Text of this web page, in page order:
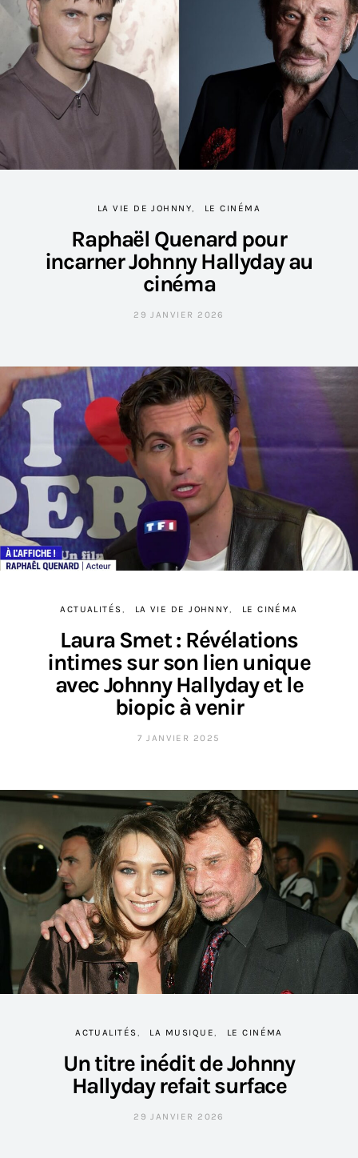
LA VIE DE JOHNNY LE CINÉMA
Raphaël Quenard pour
incarner Johnny Hallyday au
cinéma
29 JANVIER 2026
ACTUALITÉS LA VIE DE JOHNNY LE CINÉMA
Laura Smet : Révélations
intimes sur son lien unique
avec Johnny Hallyday et le
biopic à venir
7 JANVIER 2025
ACTUALITÉS LA MUSIQUE LE CINÉMA
Un titre inédit de Johnny
Hallyday refait surface
29 JANVIER 2026